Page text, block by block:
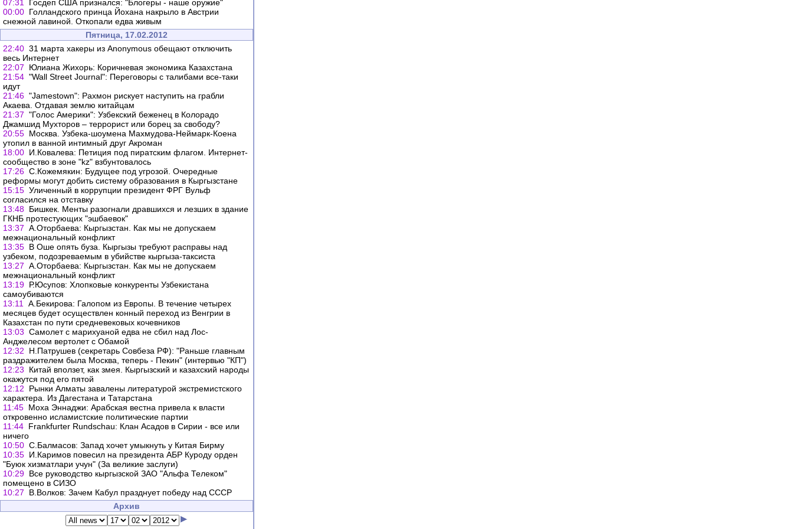
07:31
Госдеп США признался: "Блогеры - наше оружие"
00:00 Голландского принца Йохана накрыло в Австрии
снежной лавиной. Откопали едва живым
Пятница, 17.02.2012
22:40 31 марта хакеры из Anonymous обещают отключить
весь Интернет
22:07
Юлиана Жихорь: Коричневая экономика Казахстана
21:54 "Wall Street Journal": Переговоры с талибами все-таки
идут
21:46 "Jamestown": Рахмон рискует наступить на грабли
Акаева. Отдавая землю китайцам
21:37 "Голос Америки": Узбекский беженец в Колорадо
Джамшид Мухторов – террорист или борец за свободу?
20:55 Москва. Узбека-шоумена Махмудова-Неймарк-Коена
утопил в ванной интимный друг Акроман
18:00 И.Ковалева: Петиция под пиратским флагом. Интернет-
сообщество в зоне "kz" взбунтовалось
17:26 С.Кожемякин: Будущее под угрозой. Очередные
реформы могут добить систему образования в Кыргызстане
15:15 Уличенный в коррупции президент ФРГ Вульф
согласился на отставку
13:48 Бишкек. Менты разогнали дравшихся и лезших в здание
ГКНБ протестующих "эшбаевок"
13:37 А.Оторбаева: Кыргызстан. Как мы не допускаем
межнациональный конфликт
13:35 В Оше опять буза. Кыргызы требуют расправы над
узбеком, подозреваемым в убийстве кыргыза-таксиста
13:27 А.Оторбаева: Кыргызстан. Как мы не допускаем
межнациональный конфликт
13:19 Р.Юсупов: Хлопковые конкуренты Узбекистана
самоубиваются
13:11
А.Бекирова: Галопом из Европы. В течение четырех
месяцев будет осуществлен конный переход из Венгрии в
Казахстан по пути средневековых кочевников
13:03 Самолет с марихуаной едва не сбил над Лос-
Анджелесом вертолет с Обамой
12:32
Н.Патрушев (секретарь Совбеза РФ): "Раньше главным
раздражителем была Москва, теперь - Пекин" (интервью "КП")
12:23
Китай вползет, как змея. Кыргызский и казахский народы
окажутся под его пятой
12:12
Рынки Алматы завалены литературой экстремистского
характера. Из Дагестана и Татарстана
11:45 Моха Эннаджи: Арабская вестна привела к власти
откровенно исламистские политические партии
11:44 Frankfurter Rundschau: Клан Асадов в Сирии - все или
ничего
10:50 С.Балмасов: Запад хочет умыкнуть у Китая Бирму
10:35 И.Каримов повесил на президента АБР Куроду орден
"Буюк хизматлари учун" (За великие заслуги)
10:29 Все руководство кыргызской ЗАО "Альфа Телеком"
помещено в СИЗО
10:27
В.Волков: Зачем Кабул празднует победу над СССР
Архив